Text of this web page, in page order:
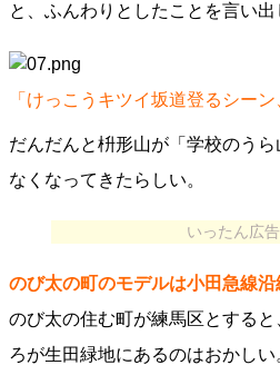
と、ふんわりとしたことを言い出
「けっこうキツイ坂道登るシー
だんだんと枡形山が「学校のう
なくなってきたらしい。
いったん広
のび太の町のモデルは小田急線沿
のび太の住む町が練馬区とする
ろが生田緑地にあるのはおかしい